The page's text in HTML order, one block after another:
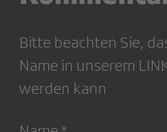
Bitte beachten Sie,
Name in unserem
werden kann